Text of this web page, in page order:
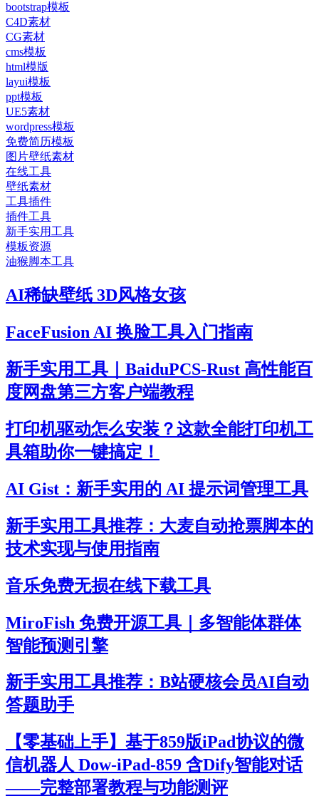
bootstrap模板
C4D素材
CG素材
cms模板
html模版
layui模板
ppt模板
UE5素材
wordpress模板
免费简历模板
图片壁纸素材
在线工具
壁纸素材
工具插件
插件工具
新手实用工具
模板资源
油猴脚本工具
AI稀缺壁纸 3D风格女孩
FaceFusion AI 换脸工具入门指南
新手实用工具｜BaiduPCS-Rust 高性能百
度网盘第三方客户端教程
打印机驱动怎么安装？这款全能打印机工
具箱助你一键搞定！
AI Gist：新手实用的 AI 提示词管理工具
新手实用工具推荐：大麦自动抢票脚本的
技术实现与使用指南
音乐免费无损在线下载工具
MiroFish 免费开源工具｜多智能体群体
智能预测引擎
新手实用工具推荐：B站硬核会员AI自动
答题助手
【零基础上手】基于859版iPad协议的微
信机器人 Dow-iPad-859 含Dify智能对话
——完整部署教程与功能测评